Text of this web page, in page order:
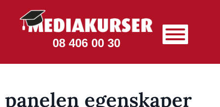
08 406 00 30
panelen egenskaper